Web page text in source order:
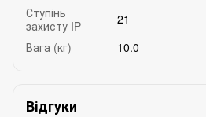
Ступінь
захисту IP
21
Вага (кг)
10.0
Відгуки